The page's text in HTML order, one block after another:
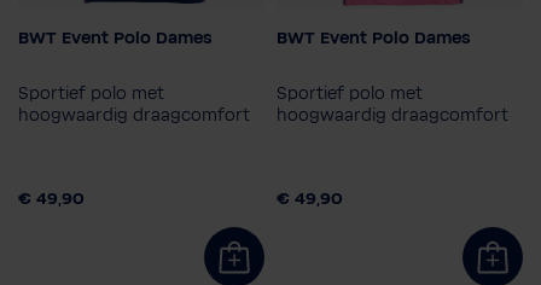
Kleur
Maat
BWT Event Polo Dames
Sportief polo met
hoogwaardig draagcomfort
€ 49,90
Kleur
Maat
BWT Event Polo Dames
Sportief polo met
hoogwaardig draagcomfort
€ 49,90